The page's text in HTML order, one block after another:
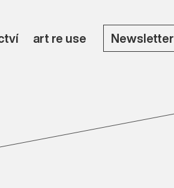
art re use Newsletter